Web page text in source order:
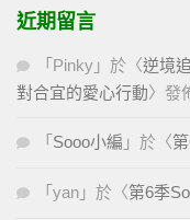
近期留言
「 Pinky 」於〈逆境
對合宜的愛心行動〉發
「 Sooo小編 」於〈
「 yan 」於〈第6季